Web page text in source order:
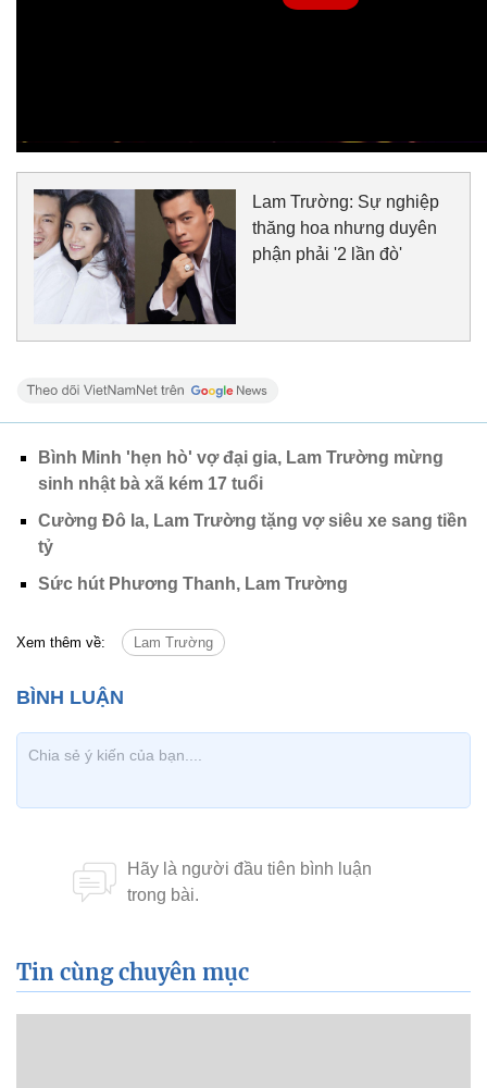
Lam Trường: Sự nghiệp
thăng hoa nhưng duyên
phận phải '2 lần đò'
Bình Minh 'hẹn hò' vợ đại gia, Lam Trường mừng
sinh nhật bà xã kém 17 tuổi
Cường Đô la, Lam Trường tặng vợ siêu xe sang tiền
tỷ
Sức hút Phương Thanh, Lam Trường
Xem thêm về: Lam Trường
Tin cùng chuyên mục